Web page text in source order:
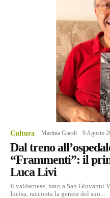
Cultura Martina Giardi -9 Agosto
Dal treno
“Frammenti”: il
Luca Livi
Il valdarnese, nato a San Giovanni
Incisa, racconta la genesi del suo...